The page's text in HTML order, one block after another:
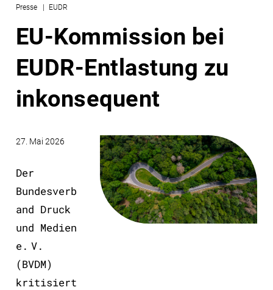
Presse EUDR
EU-Kommission bei
EUDR-Entlastung zu
inkonsequent
27. Mai 2026
Der
Bundesverb
and Druck
und Medien
e. V.
(BVDM)
kritisiert